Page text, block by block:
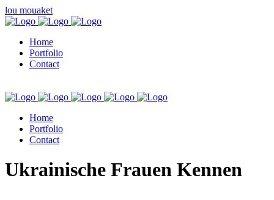
lou mouaket
Home
Portfolio
Contact
Home
Portfolio
Contact
kuşadası escort
Ukrainische Frauen Kennen